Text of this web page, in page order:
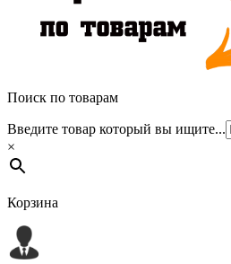
Поиск по товарам
Введите товар который вы ищите...
×
Корзина